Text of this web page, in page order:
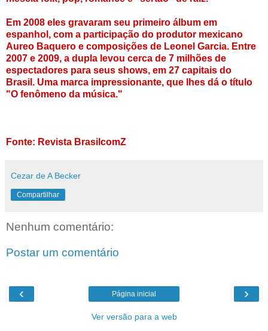
Em 2008 eles gravaram seu primeiro álbum em
espanhol, com a participação do produtor mexicano
Aureo Baquero e composições de Leonel Garcia. Entre
2007 e 2009, a dupla levou cerca de 7 milhões de
espectadores para seus shows, em 27 capitais do
Brasil. Uma marca impressionante, que lhes dá o título
"O fenômeno da música."
Fonte: Revista BrasilcomZ
Cezar de A Becker
Compartilhar
Nenhum comentário:
Postar um comentário
‹ ›
Página inicial
Ver versão para a web